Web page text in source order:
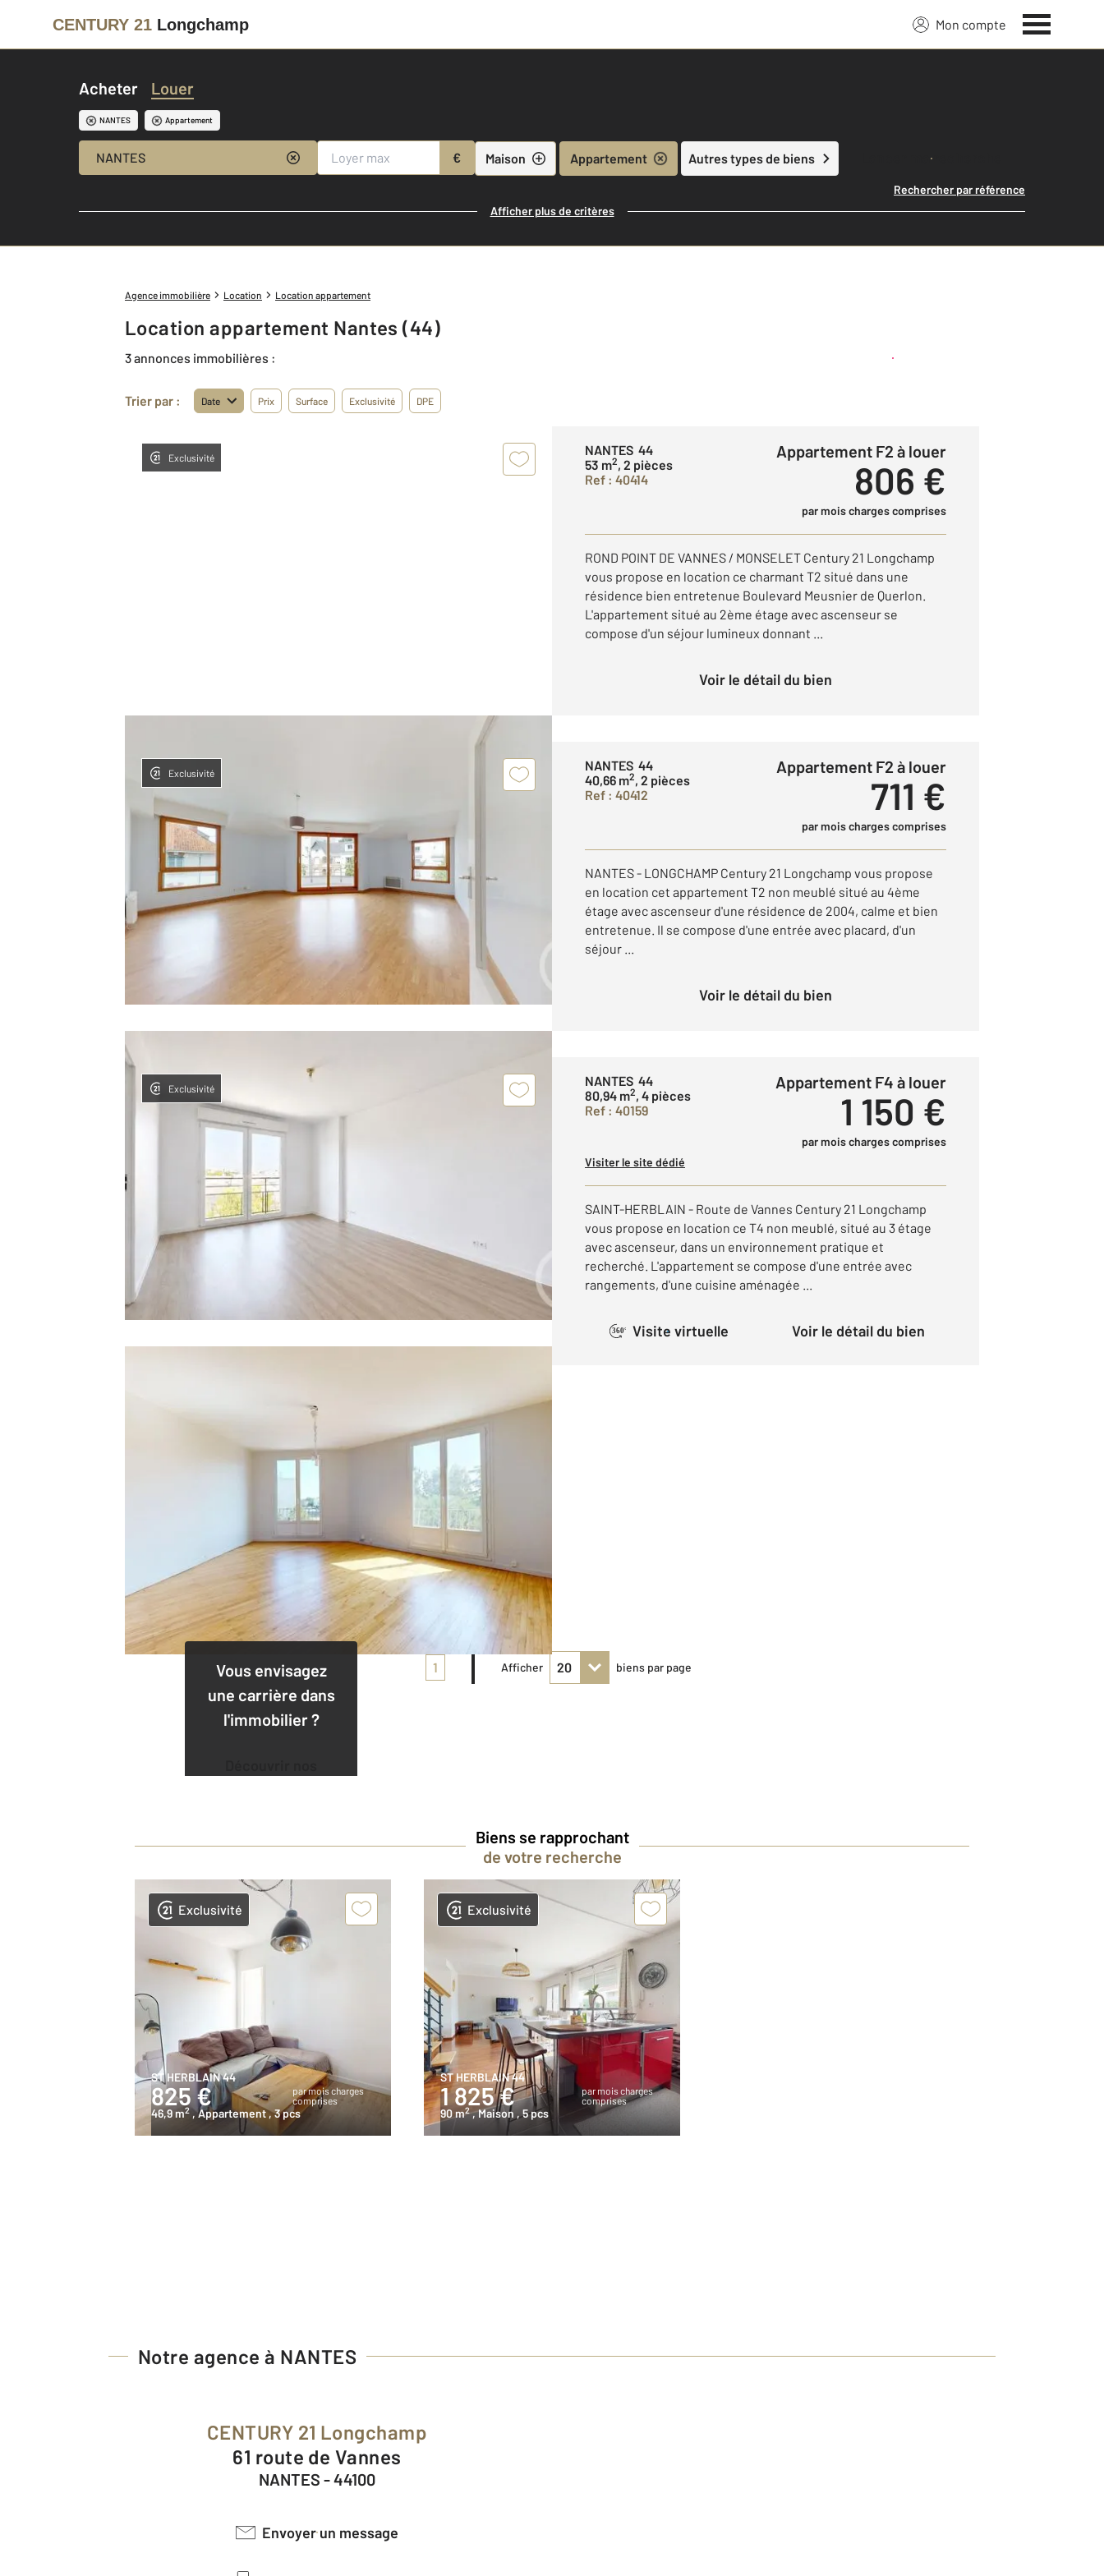
CENTURY 21 Longchamp Mon compte
Acheter Louer
NANTES Appartement
NANTES € Maison Appartement Autres types de biens Lancer ma recherche
Rechercher par référence
Afficher plus de critères
Agence immobilière Location Location appartement
Location appartement Nantes (44)
3 annonces immobilières : Créer une alerte
Trier par : Date Prix Surface Exclusivité DPE
Exclusivité
NANTES 44
53 m2, 2 pièces
Ref : 40414
Appartement F2 à louer
806 €
par mois charges comprises
ROND POINT DE VANNES / MONSELET Century 21 Longchamp
vous propose en location ce charmant T2 situé dans une
résidence bien entretenue Boulevard Meusnier de Querlon.
L'appartement situé au 2ème étage avec ascenseur se
compose d'un séjour lumineux donnant ...
Voir le détail du bien
Exclusivité
NANTES 44
40,66 m2, 2 pièces
Ref : 40412
Appartement F2 à louer
711 €
par mois charges comprises
NANTES - LONGCHAMP Century 21 Longchamp vous propose
en location cet appartement T2 non meublé situé au 4ème
étage avec ascenseur d'une résidence de 2004, calme et bien
entretenue. Il se compose d'une entrée avec placard, d'un
séjour ...
Voir le détail du bien
Exclusivité
NANTES 44
80,94 m2, 4 pièces
Ref : 40159
Appartement F4 à louer
1 150 €
par mois charges comprises
Visiter le site dédié
SAINT-HERBLAIN - Route de Vannes Century 21 Longchamp
vous propose en location ce T4 non meublé, situé au 3 étage
avec ascenseur, dans un environnement pratique et
recherché. L'appartement se compose d'une entrée avec
rangements, d'une cuisine aménagée ...
360° Visite virtuelle Voir le détail du bien
Vous envisagez
une carrière dans
l'immobilier ?
1 Afficher biens par page
Biens se rapprochant
de votre recherche
Exclusivité
ST HERBLAIN 44
825 €
par mois charges
comprises
46,9 m2 , Appartement, 3 pcs
Exclusivité
ST HERBLAIN 44
1 825 €
par mois charges
comprises
90 m2 , Maison , 5 pcs
Notre agence à NANTES
CENTURY 21 Longchamp
61 route de Vannes
NANTES - 44100
Envoyer un message